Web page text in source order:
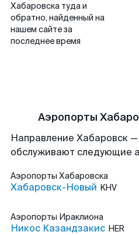
Хабаровска туда и
обратно, найденный на
нашем сайте за
последнее время
Аэропорты
Направление Хабаровск
обслуживают следующие
Аэропорты Хабаровска
Хабаровск-Новый KHV
Аэропорты Ираклиона
Никос Казандзакис HER